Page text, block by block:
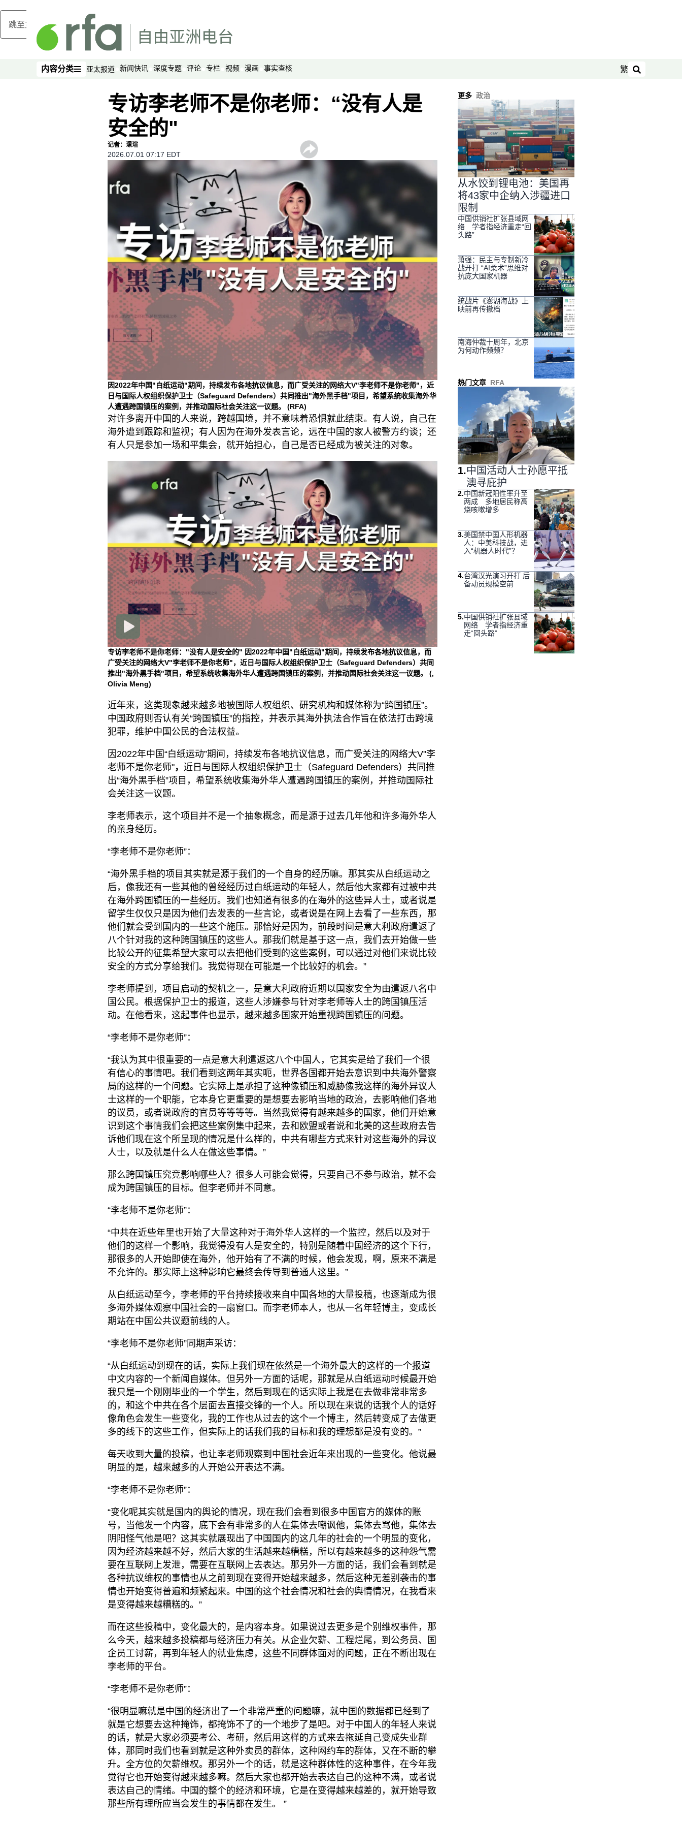
跳至主内容
内容分类
内容分类 亚太报道 新闻快讯 深度专题 评论 专栏 视频 漫画 事实查核 繁
搜索
专访李老师不是你老师：“没有人是
安全的"
记者：璟瑄
2026.07.01 07:17 EDT
因2022年中国"白纸运动"期间，持续发布各地抗议信息，而广受关注的网络大V"李老师不是你老师"，近
日与国际人权组织保护卫士（Safeguard Defenders）共同推出"海外黑手档"项目，希望系统收集海外华
人遭遇跨国镇压的案例，并推动国际社会关注这一议题。 (RFA)
对许多离开中国的人来说，跨越国境，并不意味着恐惧就此结束。有人说，自己在
海外遭到跟踪和监视；有人因为在海外发表言论，远在中国的家人被警方约谈；还
有人只是参加一场和平集会，就开始担心，自己是否已经成为被关注的对象。
专访李老师不是你老师："没有人是安全的" 因2022年中国"白纸运动"期间，持续发布各地抗议信息，而
广受关注的网络大V"李老师不是你老师"，近日与国际人权组织保护卫士（Safeguard Defenders）共同
推出"海外黑手档"项目，希望系统收集海外华人遭遇跨国镇压的案例，并推动国际社会关注这一议题。 (,
Olivia Meng)
近年来，这类现象越来越多地被国际人权组织、研究机构和媒体称为“跨国镇压”。
中国政府则否认有关“跨国镇压”的指控，并表示其海外执法合作旨在依法打击跨境
犯罪，维护中国公民的合法权益。
因2022年中国“白纸运动”期间，持续发布各地抗议信息，而广受关注的网络大V"李
老师不是你老师"， 近日与国际人权组织保护卫士（Safeguard Defenders）共同推
出“海外黑手档”项目，希望系统收集海外华人遭遇跨国镇压的案例，并推动国际社
会关注这一议题。
李老师表示，这个项目并不是一个抽象概念，而是源于过去几年他和许多海外华人
的亲身经历。
“李老师不是你老师”：
“海外黑手档的项目其实就是源于我们的一个自身的经历嘛。那其实从白纸运动之
后，像我还有一些其他的曾经经历过白纸运动的年轻人，然后他大家都有过被中共
在海外跨国镇压的一些经历。我们也知道有很多的在海外的这些异人士，或者说是
留学生仅仅只是因为他们去发表的一些言论，或者说是在网上去看了一些东西，那
他们就会受到国内的一些这个施压。那恰好是因为，前段时间是意大利政府遣返了
八个针对我的这种跨国镇压的这些人。那我们就是基于这一点，我们去开始做一些
比较公开的征集希望大家可以去把他们受到的这些案例，可以通过对他们来说比较
安全的方式分享给我们。我觉得现在可能是一个比较好的机会。”
李老师提到，项目启动的契机之一，是意大利政府近期以国家安全为由遣返八名中
国公民。根据保护卫士的报道，这些人涉嫌参与针对李老师等人士的跨国镇压活
动。在他看来，这起事件也显示，越来越多国家开始重视跨国镇压的问题。
“李老师不是你老师”：
“我认为其中很重要的一点是意大利遣返这八个中国人，它其实是给了我们一个很
有信心的事情吧。我们看到这两年其实呃，世界各国都开始去意识到中共海外警察
局的这样的一个问题。它实际上是承担了这种像镇压和威胁像我这样的海外异议人
士这样的一个职能，它本身它更重要的是想要去影响当地的政治，去影响他们各地
的议员，或者说政府的官员等等等等。当然我觉得有越来越多的国家，他们开始意
识到这个事情我们会把这些案例集中起来，去和欧盟或者说和北美的这些政府去告
诉他们现在这个所呈现的情况是什么样的，中共有哪些方式来针对这些海外的异议
人士，以及就是什么人在做这些事情。”
那么跨国镇压究竟影响哪些人？很多人可能会觉得，只要自己不参与政治，就不会
成为跨国镇压的目标。但李老师并不同意。
“李老师不是你老师”：
“中共在近些年里也开始了大量这种对于海外华人这样的一个监控，然后以及对于
他们的这样一个影响，我觉得没有人是安全的，特别是随着中国经济的这个下行，
那很多的人开始即使在海外，他开始有了不满的时候，他会发现，啊，原来不满是
不允许的。那实际上这种影响它最终会传导到普通人这里。”
从白纸运动至今，李老师的平台持续接收来自中国各地的大量投稿，也逐渐成为很
多海外媒体观察中国社会的一扇窗口。而李老师本人，也从一名年轻博主，变成长
期站在中国公共议题前线的人。
“李老师不是你老师”同期声采访：
“从白纸运动到现在的话，实际上我们现在依然是一个海外最大的这样的一个报道
中文内容的一个新闻自媒体。但另外一方面的话呢，那就是从白纸运动时候最开始
我只是一个刚刚毕业的一个学生，然后到现在的话实际上我是在去做非常非常多
的，和这个中共在各个层面去直接交锋的一个人。所以现在来说的话我个人的话好
像角色会发生一些变化，我的工作也从过去的这个一个博主，然后转变成了去做更
多的线下的这些工作，但实际上的话我们我的目标和我的理想都是没有变的。”
每天收到大量的投稿，也让李老师观察到中国社会近年来出现的一些变化。他说最
明显的是，越来越多的人开始公开表达不满。
“李老师不是你老师”：
“变化呢其实就是国内的舆论的情况，现在我们会看到很多中国官方的媒体的账
号，当他发一个内容，底下会有非常多的人在集体去嘲讽他，集体去骂他，集体去
阴阳怪气他是吧？这其实就展现出了中国国内的这几年的社会的一个明显的变化，
因为经济越来越不好，然后大家的生活越来越糟糕，所以有越来越多的这种怨气需
要在互联网上发泄，需要在互联网上去表达。那另外一方面的话，我们会看到就是
各种抗议维权的事情也从之前到现在变得开始越来越多，然后这种无差别袭击的事
情也开始变得普遍和频繁起来。中国的这个社会情况和社会的舆情情况，在我看来
是变得越来越糟糕的。”
而在这些投稿中，变化最大的，是内容本身。如果说过去更多是个别维权事件，那
么今天，越来越多投稿都与经济压力有关。从企业欠薪、工程烂尾，到公务员、国
企员工讨薪，再到年轻人的就业焦虑，这些不同群体面对的问题，正在不断出现在
李老师的平台。
“李老师不是你老师”：
“很明显嘛就是中国的经济出了一个非常严重的问题嘛，就中国的数据都已经到了
就是它想要去这种掩饰，都掩饰不了的一个地步了是吧。对于中国人的年轻人来说
的话，就是大家必须要考公、考研，然后用这样的方式来去拖延自己变成失业群
体，那同时我们也看到就是这种外卖员的群体，这种网约车的群体，又在不断的攀
升。全方位的欠薪维权。那另外一个的话，就是这种群体性的这种事件，在今年我
觉得它也开始变得越来越多嘛。然后大家也都开始去表达自己的这种不满，或者说
表达自己的情绪。中国的整个的经济和环境，它是在变得越来越差的，就开始导致
那些所有理所应当会发生的事情都在发生。 ”
更多 政治
从水饺到锂电池：美国再
将43家中企纳入涉疆进口
限制
中国供销社扩张县域网
络 学者指经济重走“回
头路”
萧强：民主与专制新冷
战开打 “AI柔术”思维对
抗庞大国家机器
统战片《澎湖海战》上
映前再传撤档
南海仲裁十周年，北京
为何动作频频？
热门文章 RFA
1.中国活动人士孙愿平抵
澳寻庇护
2.中国新冠阳性率升至
两成 多地居民称高
烧咳嗽增多
3.美国禁中国人形机器
人：中美科技战，进
入“机器人时代”？
4.台湾汉光演习开打 后
备动员规模空前
5.中国供销社扩张县域
网络 学者指经济重
走“回头路”